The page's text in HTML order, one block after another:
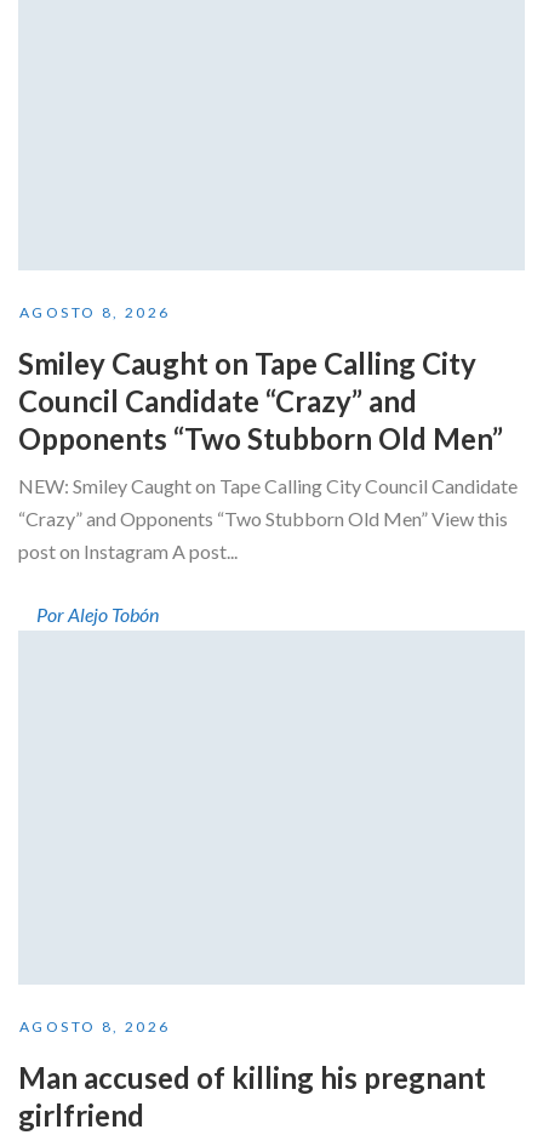
AGOSTO 8, 2026
Smiley Caught on Tape Calling City
Council Candidate “Crazy” and
Opponents “Two Stubborn Old Men”
NEW: Smiley Caught on Tape Calling City Council Candidate
“Crazy” and Opponents “Two Stubborn Old Men” View this
post on Instagram A post...
Por Alejo Tobón
AGOSTO 8, 2026
Man accused of killing his pregnant
girlfriend